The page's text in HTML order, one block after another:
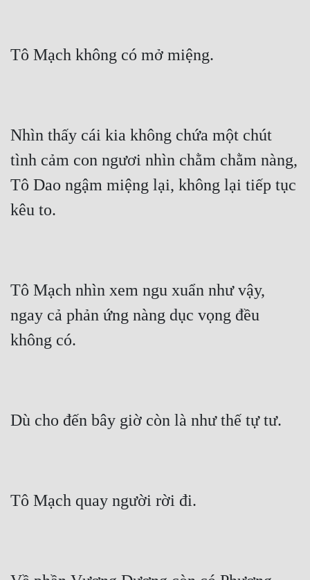
Tô Mạch không có mở miệng.
Nhìn thấy cái kia không chứa một chút
tình cảm con ngươi nhìn chằm chằm nàng,
Tô Dao ngậm miệng lại, không lại tiếp tục
kêu to.
Tô Mạch nhìn xem ngu xuẩn như vậy,
ngay cả phản ứng nàng dục vọng đều
không có.
Dù cho đến bây giờ còn là như thế tự tư.
Tô Mạch quay người rời đi.